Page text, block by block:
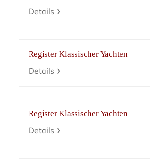
Details
Register Klassischer Yachten
Details
Register Klassischer Yachten
Details